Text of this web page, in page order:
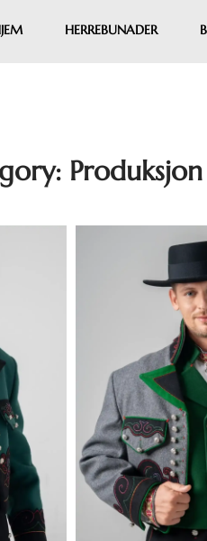
HERREBUNADER
Produksjon